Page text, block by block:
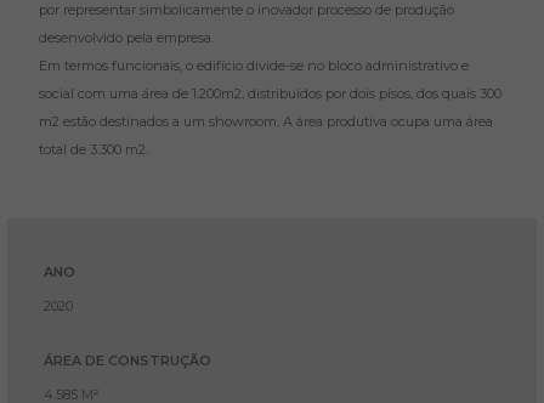
por representar simbolicamente o inovador processo de produção
desenvolvido pela empresa.
Em termos funcionais, o edifício divide-se no bloco administrativo e
social com uma área de 1.200m2, distribuídos por dois pisos, dos quais 300
m2 estão destinados a um showroom. A área produtiva ocupa uma área
total de 3.300 m2.
ANO
2020
ÁREA DE CONSTRUÇÃO
4.585 M²